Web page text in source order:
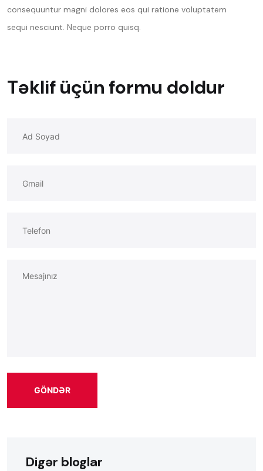
consequuntur magni dolores eos qui ratione voluptatem
sequi nesciunt. Neque porro quisq.
Təklif üçün formu doldur
GÖNDƏR
Digər bloglar